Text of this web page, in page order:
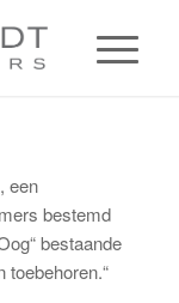
een
bestemd
bestaande
toebehoren.“